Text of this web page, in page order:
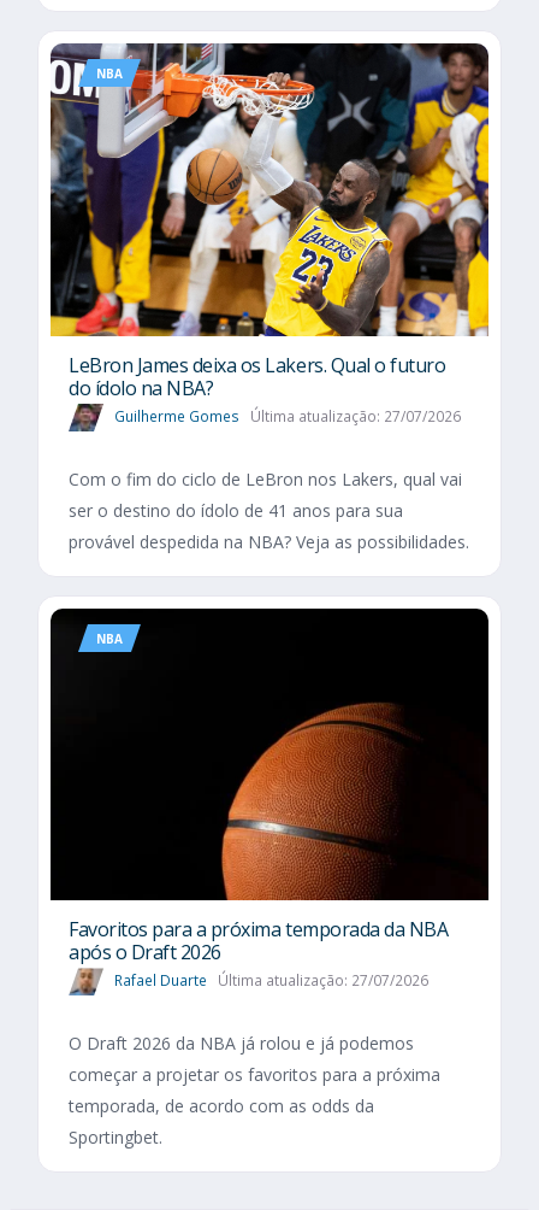
NBA
LeBron James deixa os Lakers. Qual o futuro
do ídolo na NBA?
Guilherme Gomes Última atualização: 27/07/2026
Com o fim do ciclo de LeBron nos Lakers, qual vai
ser o destino do ídolo de 41 anos para sua
provável despedida na NBA? Veja as possibilidades.
NBA
Favoritos para a próxima temporada da NBA
após o Draft 2026
Rafael Duarte Última atualização: 27/07/2026
O Draft 2026 da NBA já rolou e já podemos
começar a projetar os favoritos para a próxima
temporada, de acordo com as odds da
Sportingbet.